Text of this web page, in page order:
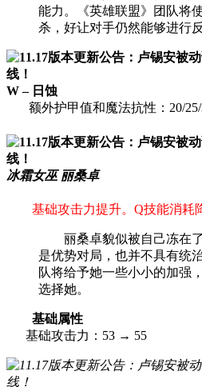
能力。《英雄联盟》团队将
杀，好让对手仍然能够进行反
W – 日蚀
额外护甲值和魔法抗性：20/25/
冰霜女巫 丽桑卓
基础攻击力提升。Q技能消耗
丽桑卓貌似被自己冻在了
是优势对局，也并不具有统
队将给予她一些小小的加强
选择她。
基础属性
基础攻击力：53 → 55